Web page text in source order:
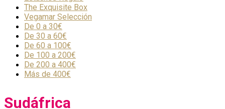
The Exquisite Box
Vegamar Selección
De 0 a 30€
De 30 a 60€
De 60 a 100€
De 100 a 200€
De 200 a 400€
Más de 400€
Sudáfrica